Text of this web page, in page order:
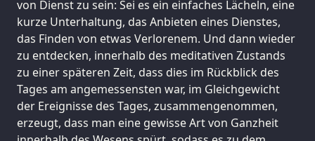
von Dienst zu sein: Sei es ein einfaches Lächeln, eine
kurze Unterhaltung, das Anbieten eines Dienstes,
das Finden von etwas Verlorenem. Und dann wieder
zu entdecken, innerhalb des meditativen Zustands
zu einer späteren Zeit, dass dies im Rückblick des
Tages am angemessensten war, im Gleichgewicht
der Ereignisse des Tages, zusammengenommen,
erzeugt, dass man eine gewisse Art von Ganzheit